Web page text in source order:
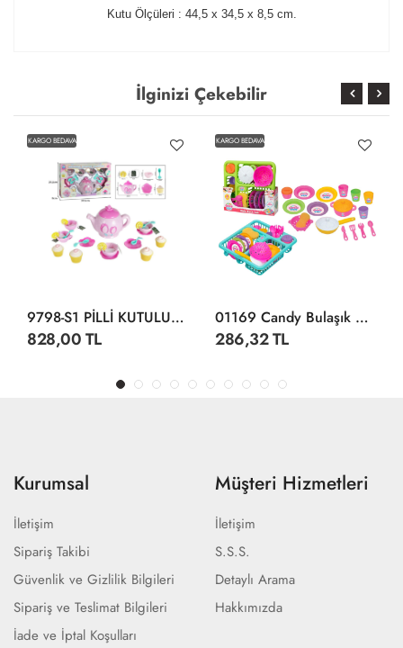
Kutu Ölçüleri : 44,5 x 34,5 x 8,5 cm.
İlginizi Çekebilir
KARGO BEDAVA
9798-S1 PİLLİ KUTULU BUHARLI ÇAY SETİ
828,00 TL
KARGO BEDAVA
01169 Candy Bulaşık Seti -Dede
286,32 TL
Kurumsal
İletişim
Sipariş Takibi
Güvenlik ve Gizlilik Bilgileri
Sipariş ve Teslimat Bilgileri
İade ve İptal Koşulları
Müşteri Hizmetleri
İletişim
S.S.S.
Detaylı Arama
Hakkımızda